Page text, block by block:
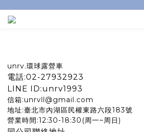
unrv.環球露營車
電話:02-27932923
LINE ID:unrv1993
信箱:unrvll@gmail.com
地址:臺北市內湖區民權東路六段183號
營業時間:12:30-18:30(周一~周日)